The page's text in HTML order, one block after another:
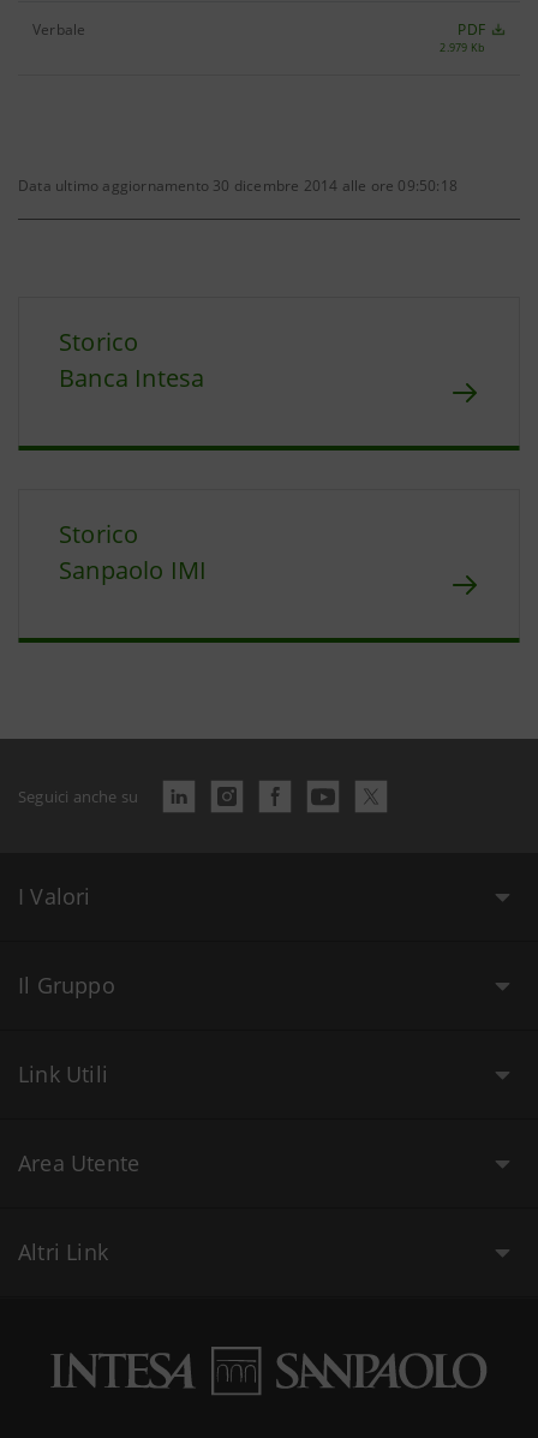
Verbale PDF
2.979 Kb
Data ultimo aggiornamento 30 dicembre 2014 alle ore 09:50:18
Storico
Banca Intesa
Storico
Sanpaolo IMI
Seguici anche su
I Valori
Il Gruppo
Link Utili
Area Utente
Altri Link